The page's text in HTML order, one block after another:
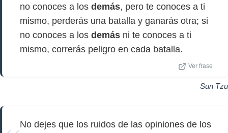
no conoces a los demás, pero te conoces a ti
mismo, perderás una batalla y ganarás otra; si
no conoces a los demás ni te conoces a ti
mismo, correrás peligro en cada batalla.
Ver frase
Sun Tzu
No dejes que los ruidos de las opiniones de los